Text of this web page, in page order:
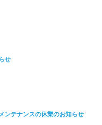
せ
ンテナンスの休業のお知らせ